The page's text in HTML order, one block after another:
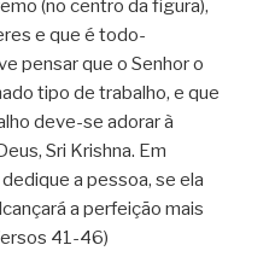
(no centro da figura),
e que é todo-
pensar que o Senhor o
tipo de trabalho, e que
deve-se adorar à
Sri Krishna. Em
a pessoa, se ela
a perfeição mais
41-46)